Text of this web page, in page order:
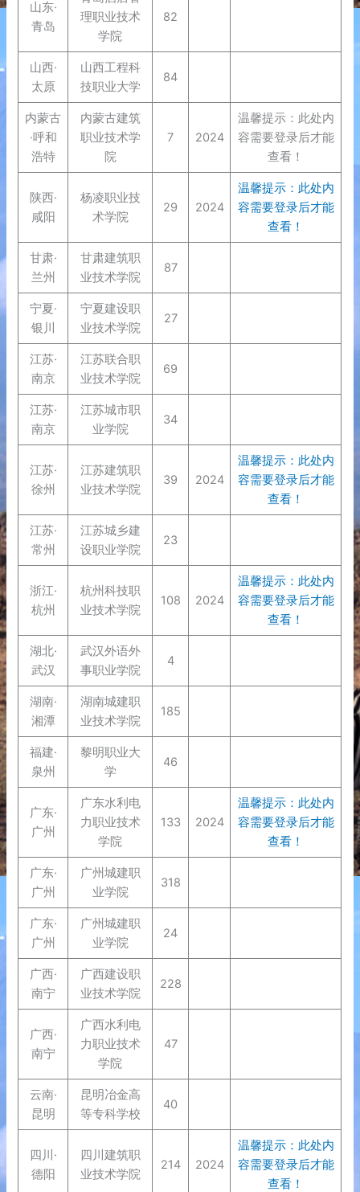
山东·
青岛
理职业技术
学院
82
山西·
太原
山西工程科
技职业大学
84
内蒙古
·呼和
浩特
内蒙古建筑
职业技术学
院
7 2024
温馨提示：此处内
容需要登录后才能
查看！
陕西·
咸阳
杨凌职业技
术学院
29 2024
温馨提示：此处内
容需要登录后才能
查看！
甘肃·
兰州
甘肃建筑职
业技术学院
87
宁夏·
银川
宁夏建设职
业技术学院
27
江苏·
南京
江苏联合职
业技术学院
69
江苏·
南京
江苏城市职
业学院
34
江苏·
徐州
江苏建筑职
业技术学院
39 2024
温馨提示：此处内
容需要登录后才能
查看！
江苏·
常州
江苏城乡建
设职业学院
23
浙江·
杭州
杭州科技职
业技术学院
108 2024
温馨提示：此处内
容需要登录后才能
查看！
湖北·
武汉
武汉外语外
事职业学院
4
湖南·
湘潭
湖南城建职
业技术学院
185
福建·
泉州
黎明职业大
学
46
广东·
广州
广东水利电
力职业技术
学院
133 2024
温馨提示：此处内
容需要登录后才能
查看！
广东·
广州
广州城建职
业学院
318
广东·
广州
广州城建职
业学院
24
广西·
南宁
广西建设职
业技术学院
228
广西·
南宁
广西水利电
力职业技术
学院
47
云南·
昆明
昆明冶金高
等专科学校
40
四川·
德阳
四川建筑职
业技术学院
214 2024
温馨提示：此处内
容需要登录后才能
查看！